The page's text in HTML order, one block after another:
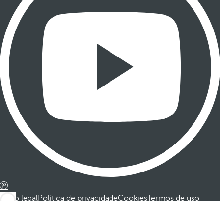
Aviso legalPolítica de privacidadeCookiesTermos de uso